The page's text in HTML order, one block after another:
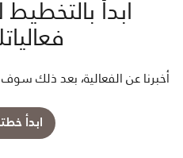
ابدأ
أخبرنا عن الفعالية، بعد ذلك
ابدأ